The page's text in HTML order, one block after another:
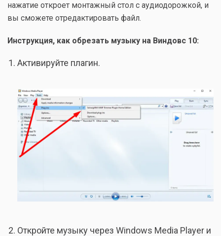
нажатие откроет монтажный стол с аудиодорожкой, и
вы сможете отредактировать файл.
Инструкция, как обрезать музыку на Виндовс 10:
Активируйте плагин.
Откройте музыку через Windows Media Player и